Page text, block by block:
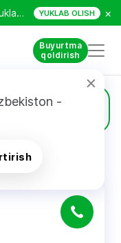
Smartfoningizga bizning bepul ilovani yuklab oling! YUKLAB OLISH ×
Buyurtma
qoldirish
-